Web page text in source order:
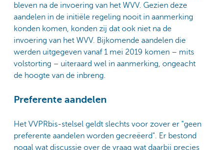
bleven na de invoering van het WVV. Gezien deze
aandelen in de initiële regeling nooit in aanmerking
konden komen, konden zij dat ook niet na de
invoering van het WVV. Bijkomende aandelen die
werden uitgegeven vanaf 1 mei 2019 komen – mits
volstorting – uiteraard wel in aanmerking, ongeacht
de hoogte van de inbreng.
Preferente aandelen
Het VVPRbis-stelsel geldt slechts voor zover er "geen
preferente aandelen worden gecreëerd". Er bestond
nogal wat discussie over de vraag wat daarbij precies